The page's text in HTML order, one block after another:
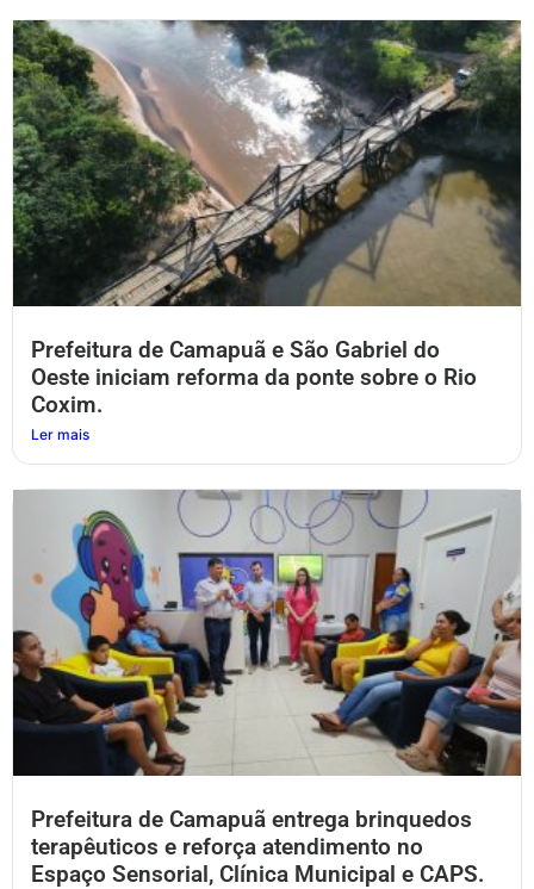
Prefeitura de Camapuã e São Gabriel do
Oeste iniciam reforma da ponte sobre o Rio
Coxim.
Ler mais
Prefeitura de Camapuã entrega brinquedos
terapêuticos e reforça atendimento no
Espaço Sensorial, Clínica Municipal e CAPS.